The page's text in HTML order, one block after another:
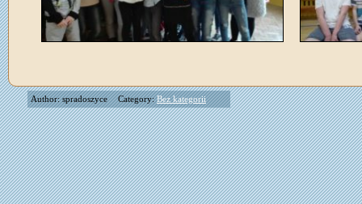
Author: spradoszyce Category:Bez kategorii